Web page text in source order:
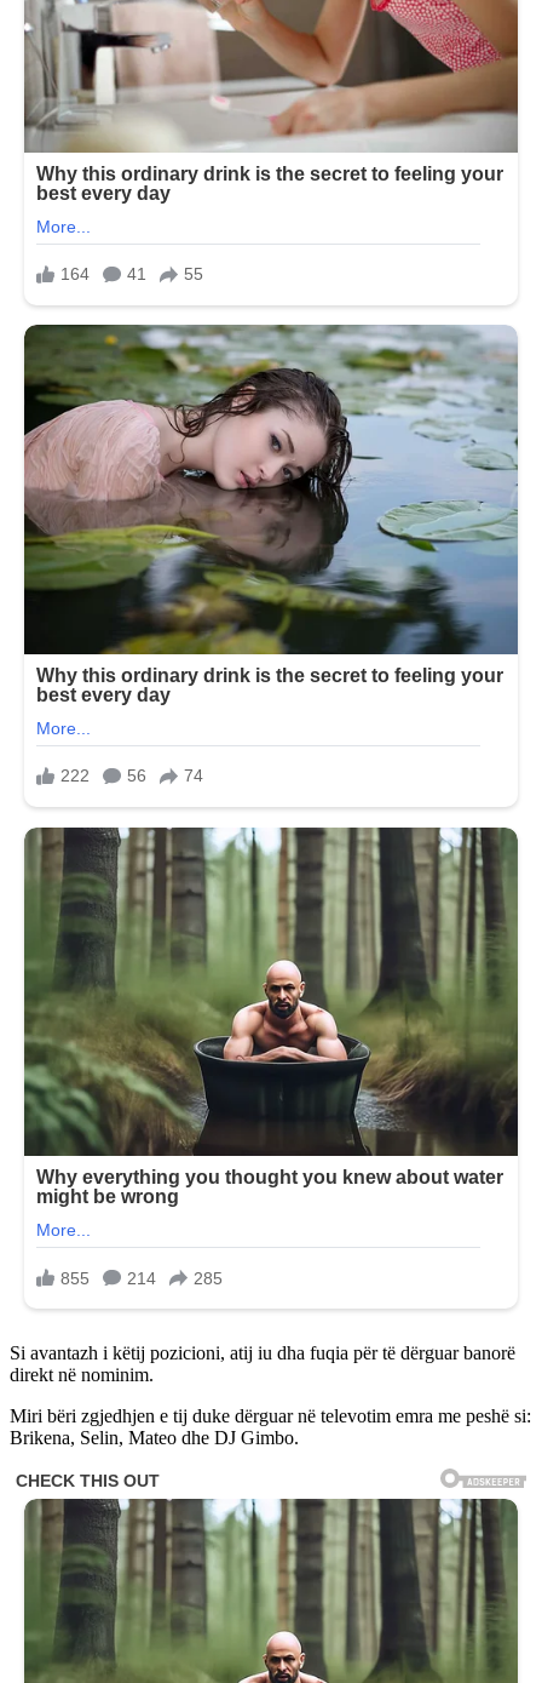
Si avantazh i këtij pozicioni, atij iu dha fuqia për të dërguar banorë
direkt në nominim.
Miri bëri zgjedhjen e tij duke dërguar në televotim emra me peshë si:
Brikena, Selin, Mateo dhe DJ Gimbo.